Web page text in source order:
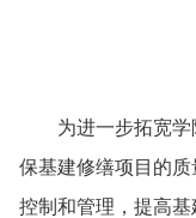
为进一步拓宽学
保基建修缮项目的
控制和管理，提高